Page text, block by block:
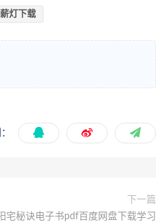
灯下载
下一篇
宅秘诀电子书pdf百度网盘下载学习